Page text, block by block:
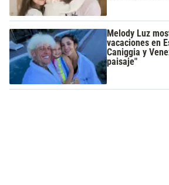
Melody Luz
vacaciones en
Caniggia y
paisaje"